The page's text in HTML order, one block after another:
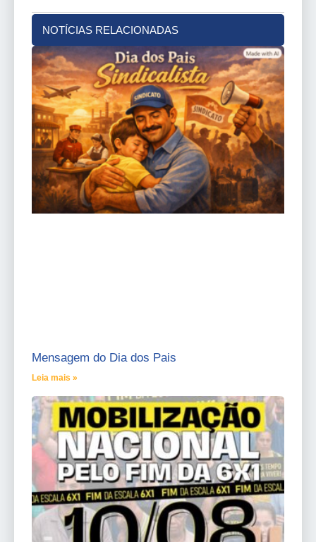
NOTÍCIAS RELACIONADAS
Mensagem do Dia dos Pais
Leia mais »